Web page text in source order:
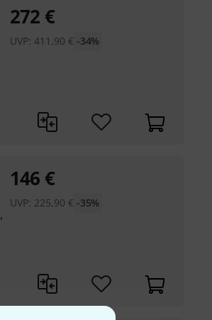
272 €
UVP:411,90 € -34%
146 €
UVP: 225,90 € -35%